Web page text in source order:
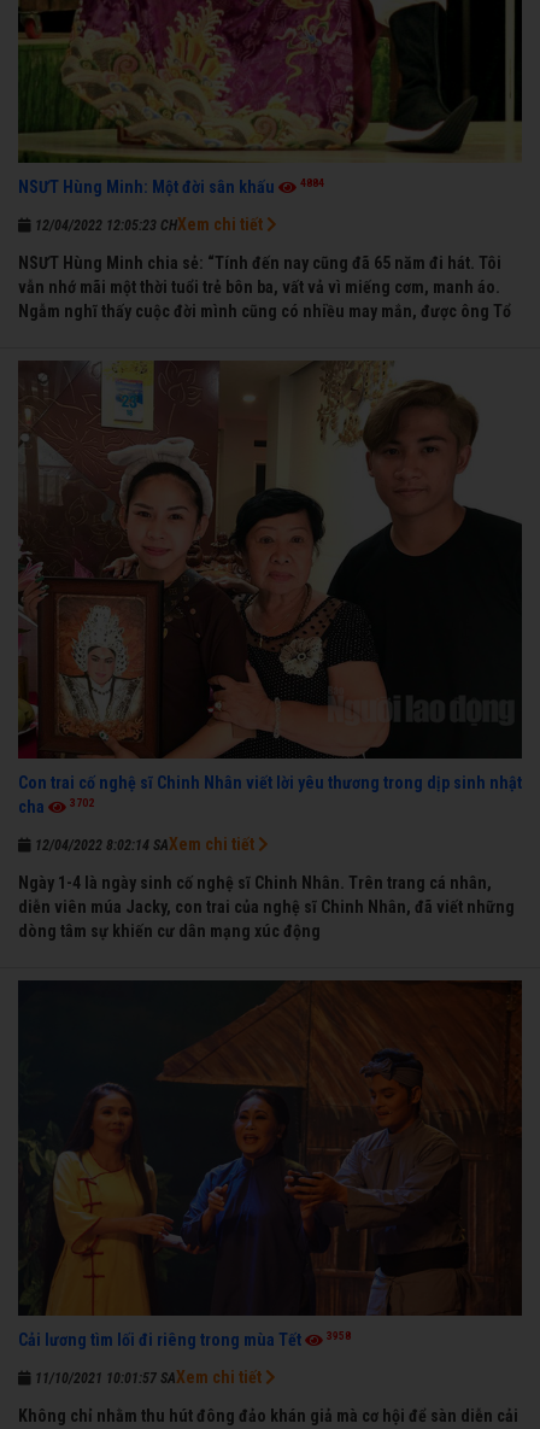
NSƯT Hùng Minh: Một đời sân khấu 4884
12/04/2022 12:05:23 CH
NSƯT Hùng Minh chia sẻ: “Tính đến nay cũng đã 65 năm đi hát. Tôi
vẫn nhớ mãi một thời tuổi trẻ bôn ba, vất vả vì miếng cơm, manh áo.
Ngẫm nghĩ thấy cuộc đời mình cũng có nhiều may mắn, được ông Tổ
trong dòng đời xuôi ngược nhận được những cơ may để từng bước
thành danh với nghiệp ca diễn”.
Xem chi tiết
Con trai cố nghệ sĩ Chinh Nhân viết lời yêu thương trong dịp sinh nhật
cha
3702
12/04/2022 8:02:14 SA
Ngày 1-4 là ngày sinh cố nghệ sĩ Chinh Nhân. Trên trang cá nhân,
diễn viên múa Jacky, con trai của nghệ sĩ Chinh Nhân, đã viết những
dòng tâm sự khiến cư dân mạng xúc động
Xem chi tiết
Cải lương tìm lối đi riêng trong mùa Tết 3958
11/10/2021 10:01:57 SA
Không chỉ nhằm thu hút đông đảo khán giả mà cơ hội để sàn diễn cải
Xem chi tiết